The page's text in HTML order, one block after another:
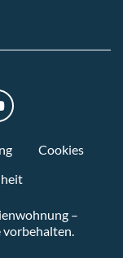
Cookies
–
vorbehalten.